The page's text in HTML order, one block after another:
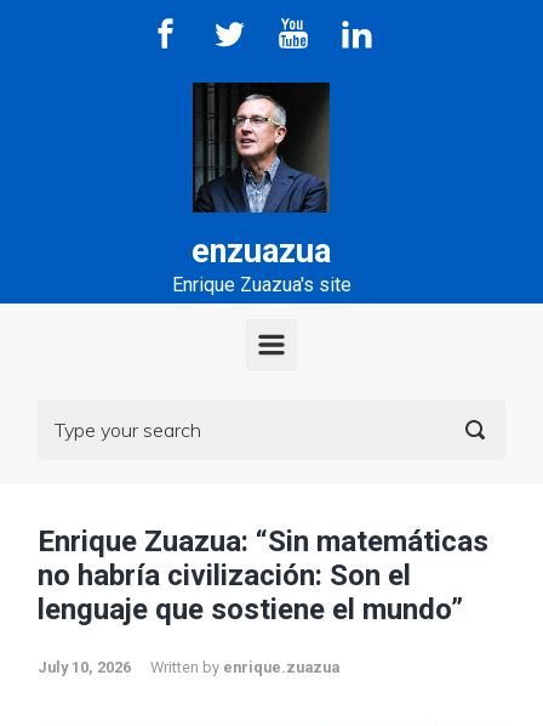
Skip to main content
enzuazua
Enrique Zuazua's site
Enrique Zuazua: “Sin matemáticas
no habría civilización: Son el
lenguaje que sostiene el mundo”
July 10, 2026 Written by enrique.zuazua